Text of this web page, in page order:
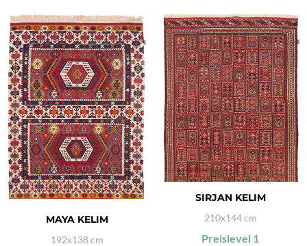
MAYA KELIM
192x138 cm
SIRJAN KELIM
210x144 cm
Preislevel 1